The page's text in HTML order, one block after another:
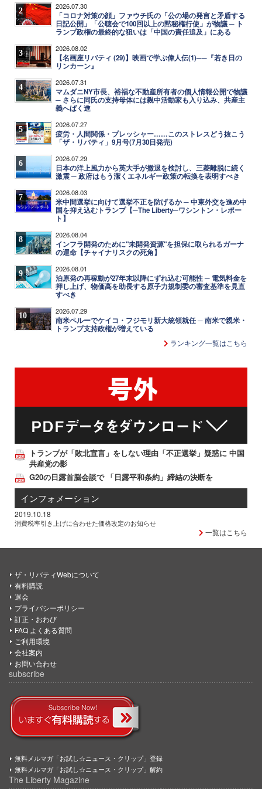
2 2026.07.30
「コロナ対策の顔」ファウチ氏の「公の場の発言と矛盾する
日記公開」「公聴会で100回以上の黙秘権行使」が物議 ─ ト
ランプ政権の最終的な狙いは「中国の責任追及」にある
3 2026.08.02
【名画座リバティ (29)】映画で学ぶ偉人伝(1)──『若き日の
リンカーン』
4 2026.07.31
マムダニNY市長、裕福な不動産所有者の個人情報公開で物議
─ さらに同氏の支持母体には親中活動家も入り込み、共産主
義へばく進
5 2026.07.27
疲労・人間関係・プレッシャー……このストレスどう抜こう
「ザ・リバティ」9月号(7月30日発売)
6 2026.07.29
日本の洋上風力から英大手が撤退を検討し、三菱離脱に続く
激震 ─ 政府はもう潔くエネルギー政策の転換を表明すべき
7 2026.08.03
米中間選挙に向けて選挙不正を防げるか ─ 中東外交を進め中
国を抑え込むトランプ【─The Liberty─ワシントン・レポー
ト】
8 2026.08.04
インフラ開発のために"未開発資源"を担保に取られるガーナ
の運命【チャイナリスクの死角】
9 2026.08.01
泊原発の再稼動が27年末以降にずれ込む可能性 ─ 電気料金を
押し上げ、物価高を助長する原子力規制委の審査基準を見直
すべき
10 2026.07.29
南米ペルーでケイコ・フジモリ新大統領就任 ─ 南米で親米・
トランプ支持政権が増えている
ランキング一覧はこちら
トランプが「敗北宣言」をしない理由「不正選挙」疑惑に 中国
共産党の影
G20の日露首脳会談で 「日露平和条約」締結の決断を
インフォメーション
2019.10.18
消費税率引き上げに合わせた価格改定のお知らせ
一覧はこちら
ザ・リバティWebについて
有料購読
退会
プライバシーポリシー
訂正・おわび
FAQ よくある質問
ご利用環境
会社案内
お問い合わせ
subscribe
無料メルマガ「お試し☆ニュース・クリップ」登録
無料メルマガ「お試し☆ニュース・クリップ」解約
The Liberty Magazine